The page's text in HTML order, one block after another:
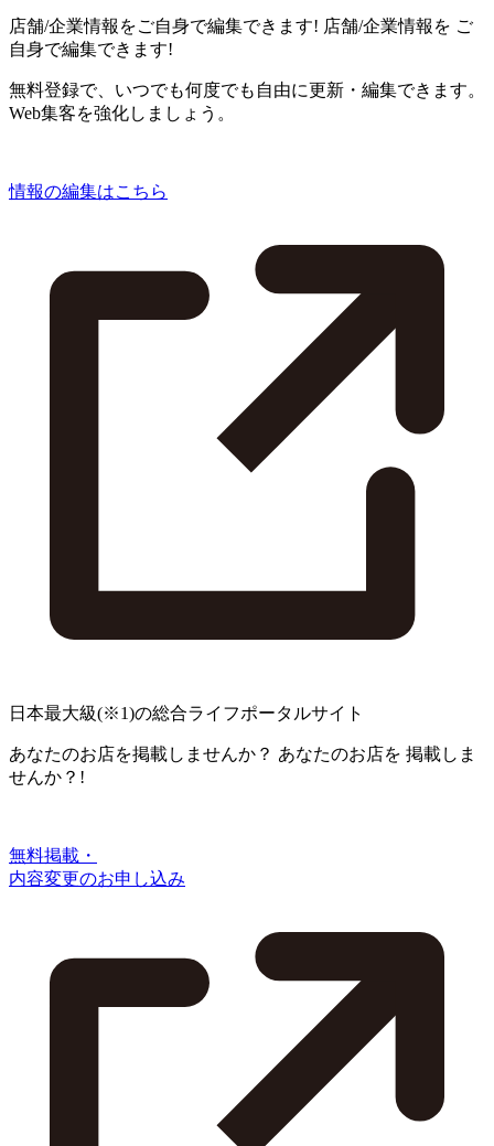
店舗/企業情報をご自身で編集できます! 店舗/企業情報を ご
自身で編集できます!
無料登録で、いつでも何度でも自由に更新・編集できます。
Web集客を強化しましょう。
情報の編集はこちら
日本最大級(※1)の総合ライフポータルサイト
あなたのお店を掲載しませんか？ あなたのお店を 掲載しま
せんか？!
無料掲載・
内容変更のお申し込み